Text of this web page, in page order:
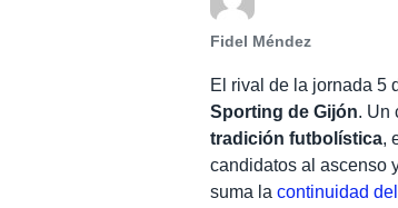
Fidel Méndez
El rival de la jornada 5
Sporting de Gijón. Un
tradición futbolística,
candidatos al ascenso
suma lacontinuidad